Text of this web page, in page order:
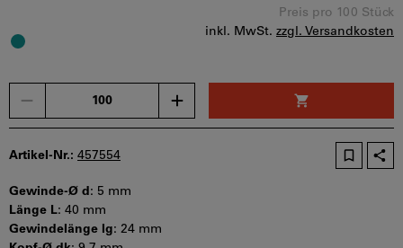
Preis pro 100 Stück
inkl. MwSt. zzgl. Versandkosten
Artikel-Nr.: 457554
Gewinde-Ø d: 5 mm
Länge L: 40 mm
Gewindelänge lg: 24 mm